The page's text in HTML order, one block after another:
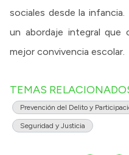
sociales desde la
un abordaje integral que
mejor convivencia escolar.
TEMAS
Prevención del Delito y
Seguridad y Justicia